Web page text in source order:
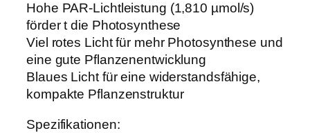
Hohe PAR-Lichtleistung (1,810 µmol/s)
förder t die Photosynthese
Viel rotes Licht für mehr Photosynthese und
eine gute Pflanzenentwicklung
Blaues Licht für eine widerstandsfähige,
kompakte Pflanzenstruktur
Spezifikationen: